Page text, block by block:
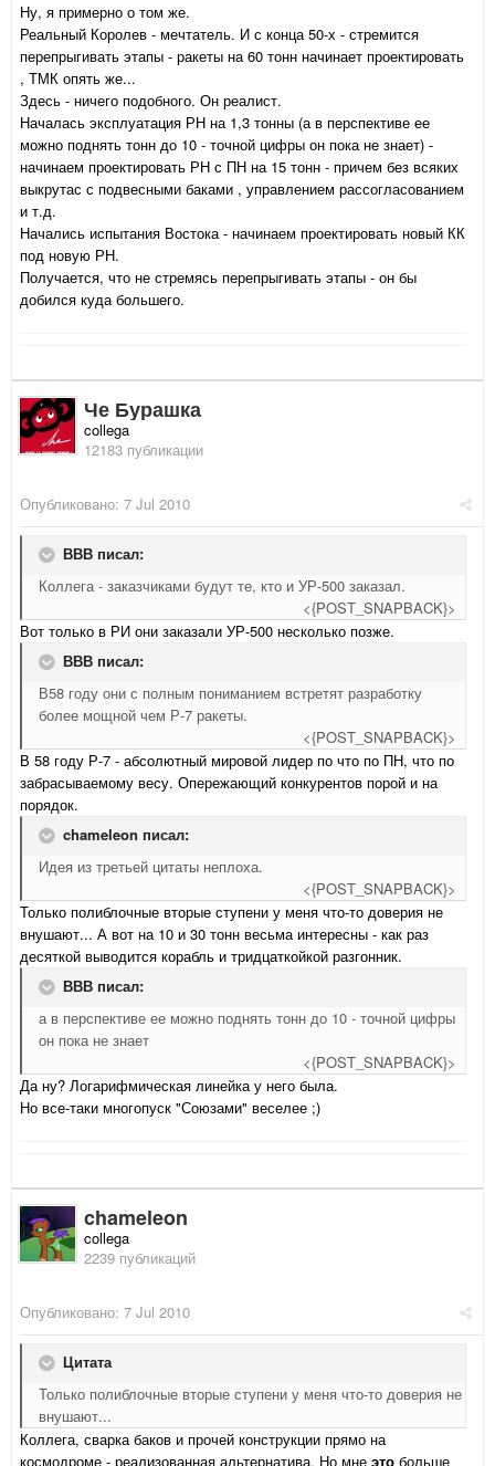
Ну, я примерно о том же.
Реальный Королев - мечтатель. И с конца 50-х - стремится
перепрыгивать этапы - ракеты на 60 тонн начинает проектировать
, ТМК опять же...
Здесь - ничего подобного. Он реалист.
Началась эксплуатация РН на 1,3 тонны (а в перспективе ее
можно поднять тонн до 10 - точной цифры он пока не знает) -
начинаем проектировать РН с ПН на 15 тонн - причем без всяких
выкрутас с подвесными баками , управлением рассогласованием
и т.д.
Начались испытания Востока - начинаем проектировать новый КК
под новую РН.
Получается, что не стремясь перепрыгивать этапы - он бы
добился куда большего.
Че Бурашка
collega
12183 публикации
Опубликовано: 7 Jul 2010
ВВВ писал:
Коллега - заказчиками будут те, кто и УР-500 заказал.
<{POST_SNAPBACK}>
Вот только в РИ они заказали УР-500 несколько позже.
ВВВ писал:
В58 году они с полным пониманием встретят разработку
более мощной чем Р-7 ракеты.
<{POST_SNAPBACK}>
В 58 году Р-7 - абсолютный мировой лидер по что по ПН, что по
забрасываемому весу. Опережающий конкурентов порой и на
порядок.
chameleon писал:
Идея из третьей цитаты неплоха.
<{POST_SNAPBACK}>
Только полиблочные вторые ступени у меня что-то доверия не
внушают... А вот на 10 и 30 тонн весьма интересны - как раз
десяткой выводится корабль и тридцаткойкой разгонник.
ВВВ писал:
а в перспективе ее можно поднять тонн до 10 - точной цифры
он пока не знает
<{POST_SNAPBACK}>
Да ну? Логарифмическая линейка у него была.
Но все-таки многопуск "Союзами" веселее ;)
chameleon
collega
2239 публикаций
Опубликовано: 7 Jul 2010
Цитата
Только полиблочные вторые ступени у меня что-то доверия не
внушают...
Коллега, сварка баков и прочей конструкции прямо на
космодроме - реализованная альтернатива. Но мне это больше